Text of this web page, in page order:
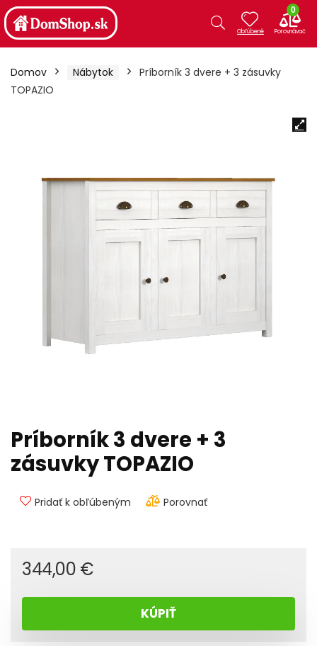
0
Domov Nábytok
Príborník 3 dvere + 3 zásuvky
TOPAZIO
Príborník 3 dvere + 3
zásuvky TOPAZIO
Pridať k obľúbeným Porovnať
344,00 €
KÚPIŤ